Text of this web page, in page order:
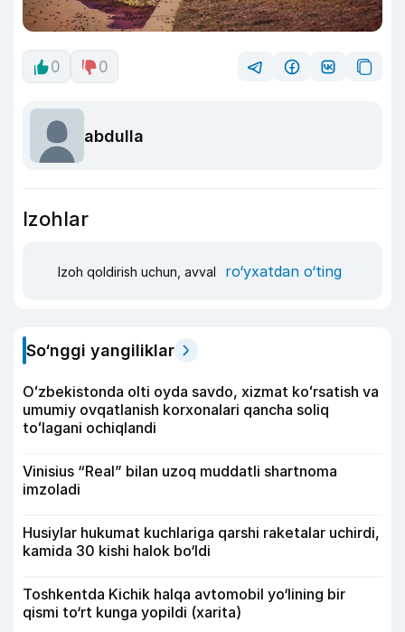
0 0
abdulla
Izohlar
Izoh qoldirish uchun, avval ro‘yxatdan o‘ting
So‘nggi yangiliklar
Oʻzbekistonda olti oyda savdo, xizmat koʻrsatish va
umumiy ovqatlanish korxonalari qancha soliq
toʻlagani ochiqlandi
Vinisius “Real” bilan uzoq muddatli shartnoma
imzoladi
Husiylar hukumat kuchlariga qarshi raketalar uchirdi,
kamida 30 kishi halok bo‘ldi
Toshkentda Kichik halqa avtomobil yo‘lining bir
qismi to‘rt kunga yopildi (xarita)